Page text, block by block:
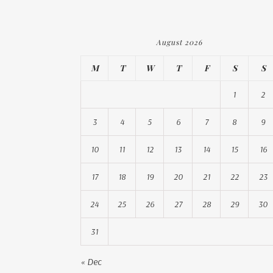
August 2026
M T W T F S S
1 2
3 4 5 6 7 8 9
10 11 12 13 14 15 16
17 18 19 20 21 22 23
24 25 26 27 28 29 30
31
« Dec